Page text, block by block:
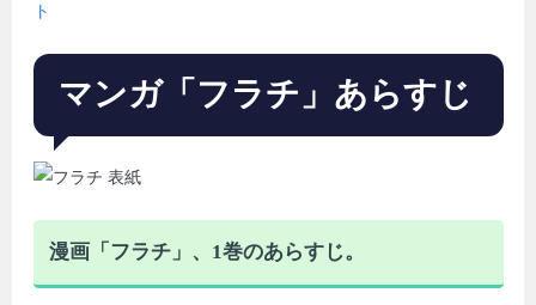
ト
マンガ「フラチ」あらすじ
漫画「フラチ」、1巻のあらすじ。